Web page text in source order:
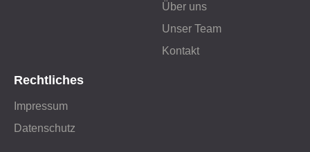
Über uns
Unser Team
Kontakt
Rechtliches
Impressum
Datenschutz